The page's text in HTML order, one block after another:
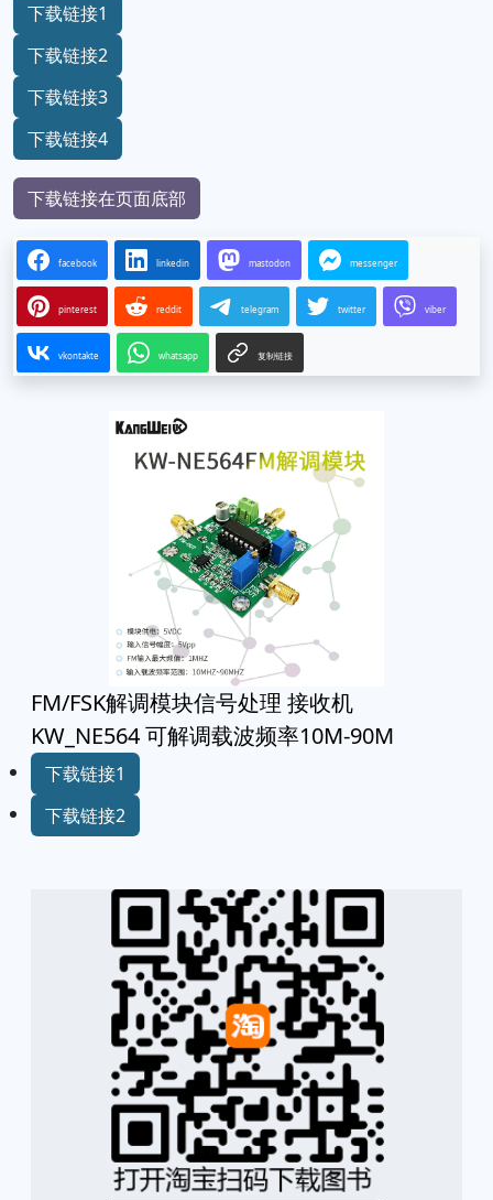
下载链接1
下载链接2
下载链接3
下载链接4
下载链接在页面底部
facebook linkedin mastodon messenger
pinterest reddit telegram twitter viber
vkontakte whatsapp 复制链接
FM/FSK解调模块信号处理 接收机
KW_NE564 可解调载波频率10M-90M
下载链接1
下载链接2